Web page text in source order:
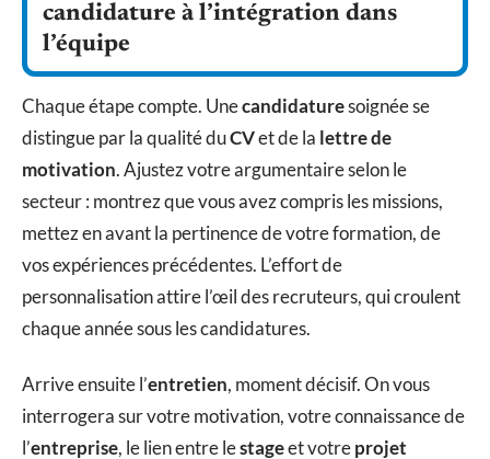
candidature à l’intégration dans
l’équipe
Chaque étape compte. Unecandidaturesoignée se
distingue par la qualité duCVet de la lettre de
motivation. Ajustez votre argumentaire selon le
secteur : montrez que vous avez compris les missions,
mettez en avant la pertinence de votre formation, de
vos expériences précédentes. L’effort de
personnalisation attire l’œil des recruteurs, qui croulent
chaque année sous les candidatures.
Arrive ensuite l’entretien, moment décisif. On vous
interrogera sur votre motivation, votre connaissance de
l’entreprise, le lien entre lestageet votreprojet